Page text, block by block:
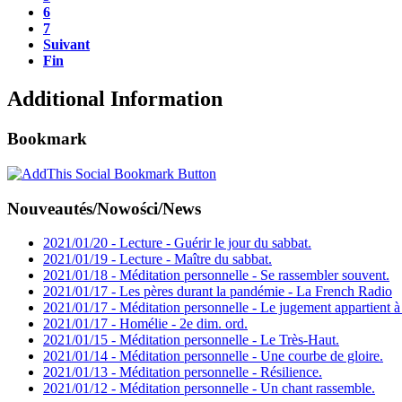
6
7
Suivant
Fin
Additional Information
Bookmark
Nouveautés/Nowości/News
2021/01/20 - Lecture - Guérir le jour du sabbat.
2021/01/19 - Lecture - Maître du sabbat.
2021/01/18 - Méditation personnelle - Se rassembler souvent.
2021/01/17 - Les pères durant la pandémie - La French Radio
2021/01/17 - Méditation personnelle - Le jugement appartient
2021/01/17 - Homélie - 2e dim. ord.
2021/01/15 - Méditation personnelle - Le Très-Haut.
2021/01/14 - Méditation personnelle - Une courbe de gloire.
2021/01/13 - Méditation personnelle - Résilience.
2021/01/12 - Méditation personnelle - Un chant rassemble.